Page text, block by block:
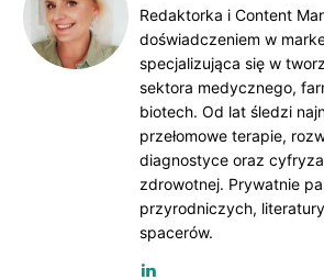
Redaktorka i Content
doświadczeniem w
specjalizująca się w
sektora medycznego,
biotech. Od lat śledzi
przełomowe terapie,
diagnostyce oraz
zdrowotnej. Prywatnie
przyrodniczych,
spacerów.